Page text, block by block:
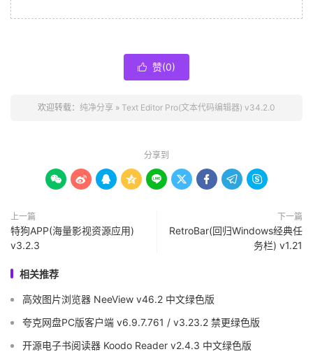
 赞(0)
欢迎转载： 纯净分享 » Text Editor Pro(文本代码编辑器) v34.2.0
分享到
        
上一篇
特狗APP(海量影视资源应用)
v3.2.3
下一篇
RetroBar(回归Windows经典任
务栏) v1.21
相关推荐
高效图片浏览器 NeeView v46.2 中文绿色版
夸克网盘PC版客户端 v6.9.7.761 / v3.23.2 禁更绿色版
开源电子书阅读器 Koodo Reader v2.4.3 中文绿色版